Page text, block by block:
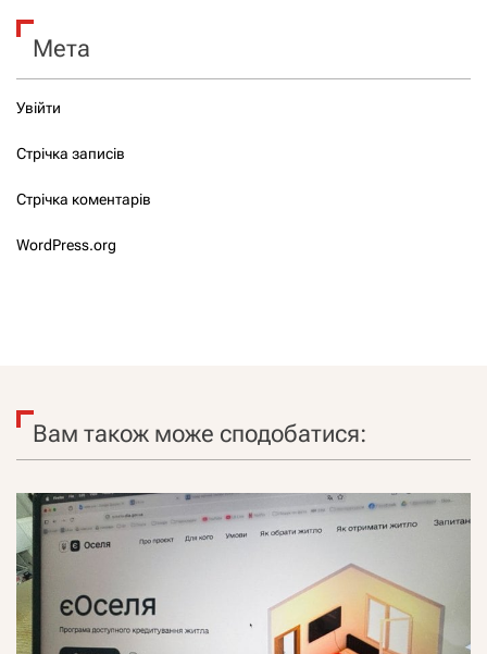
Мета
Увійти
Стрічка записів
Стрічка коментарів
WordPress.org
Вам також може сподобатися: